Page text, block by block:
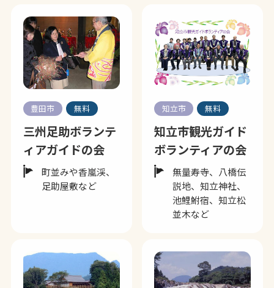
豊田市 無料
三州足助ボランテ
ィアガイドの会
町並みや香嵐渓、
足助屋敷など
知立市 無料
知立市観光ガイド
ボランティアの会
無量寿寺、八橋伝
説地、知立神社、
池鯉鮒宿、知立松
並木など